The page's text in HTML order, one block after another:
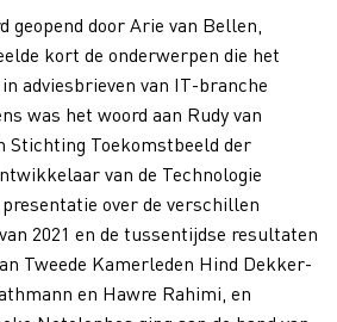
geopend door Arie van Bellen,
kort de onderwerpen die het
adviesbrieven van IT-branche
was het woord aan Rudy van
Stichting Toekomstbeeld der
van de Technologie
over de verschillen
2021 en de tussentijdse resultaten
Tweede Kamerleden Hind Dekker-
en Hawre Rahimi, en